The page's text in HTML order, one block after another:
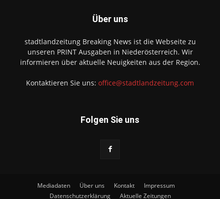
Über uns
stadtlandzeitung Breaking News ist die Webseite zu
unseren PRINT Ausgaben in Niederösterreich. Wir
informieren über aktuelle Neuigkeiten aus der Region.
Kontaktieren Sie uns: office@stadtlandzeitung.com
Folgen Sie uns
Mediadaten Über uns Kontakt
Impressum
Datenschutzerklärung
Aktuelle Zeitungen